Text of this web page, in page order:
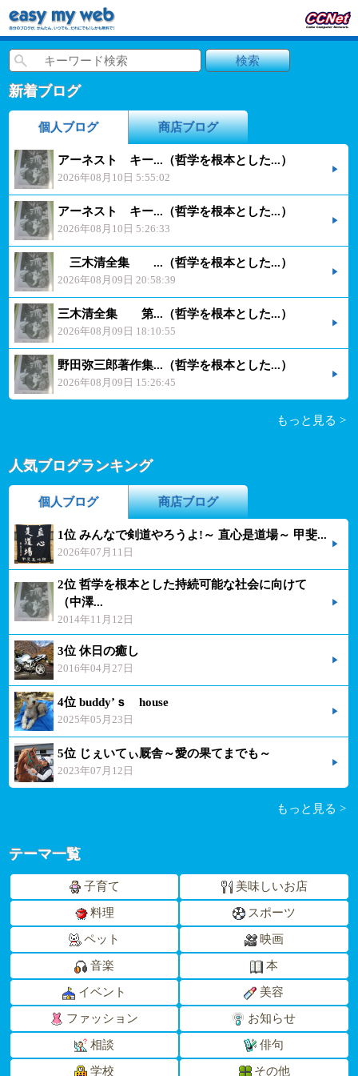
新着ブログ
個人ブログ 商店ブログ
アーネスト キー...（哲学を根本とした...）
2026年08月10日 5:55:02
アーネスト キー...（哲学を根本とした...）
2026年08月10日 5:26:33
三木清全集 ...（哲学を根本とした...）
2026年08月09日 20:58:39
三木清全集 第...（哲学を根本とした...）
2026年08月09日 18:10:55
野田弥三郎著作集...（哲学を根本とした...）
2026年08月09日 15:26:45
もっと見る >
人気ブログランキング
個人ブログ 商店ブログ
1位 みんなで剣道やろうよ!～ 直心是道場～ 甲斐...
2026年07月11日
2位 哲学を根本とした持続可能な社会に向けて
（中澤...
2014年11月12日
3位 休日の癒し
2016年04月27日
4位 buddy’ｓ house
2025年05月23日
5位 じぇいてぃ厩舎～愛の果てまでも～
2023年07月12日
もっと見る >
テーマ一覧
子育て 美味しいお店
料理 スポーツ
ペット 映画
音楽 本
イベント 美容
ファッション お知らせ
相談 俳句
学校 その他